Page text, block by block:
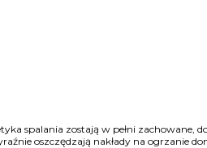
spalania zostają w pełni zachowane,
oszczędzają nakłady na ogrzanie